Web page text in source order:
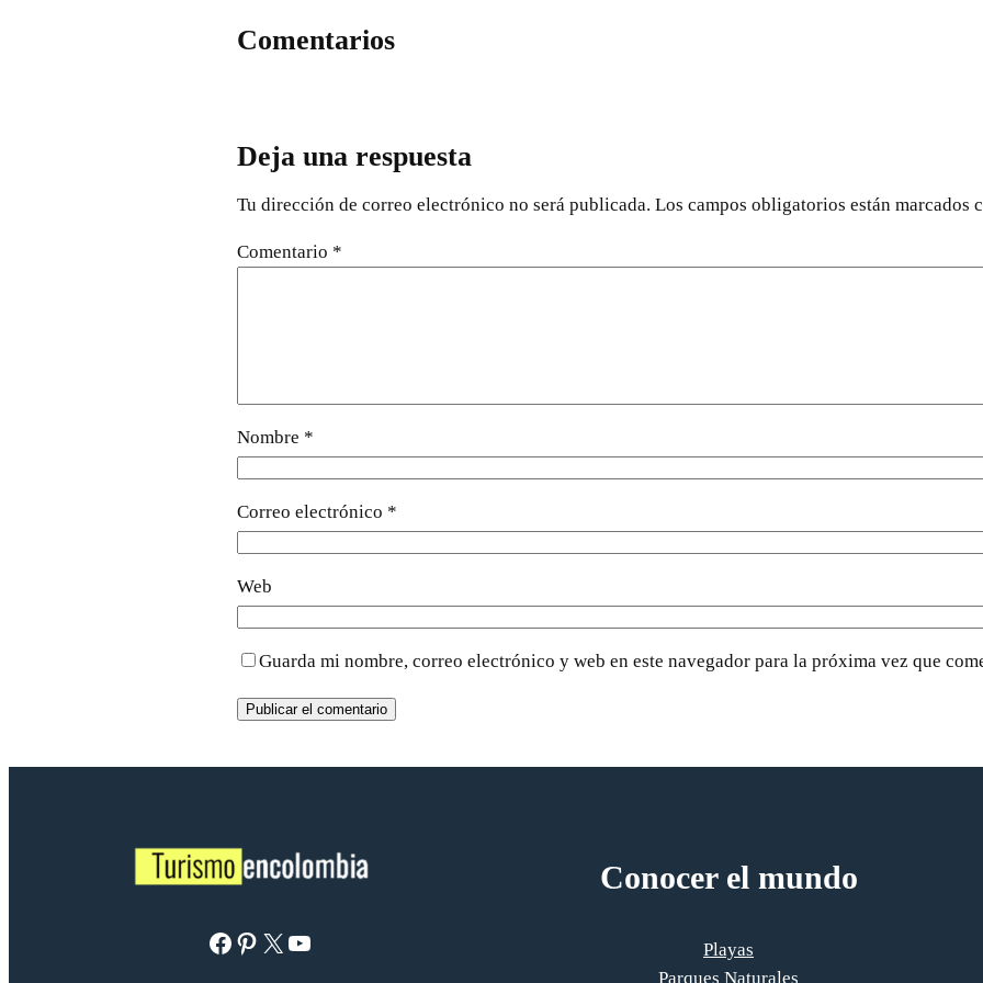
Comentarios
Deja una respuesta
Tu dirección de correo electrónico no será publicada. Los campos obligatorios están marcados
Comentario *
Nombre *
Correo electrónico *
Web
Guarda mi nombre, correo electrónico y web en este navegador para la próxima vez que
Facebook Pinterest X YouTube
Conocer el mundo
Playas
Parques Naturales